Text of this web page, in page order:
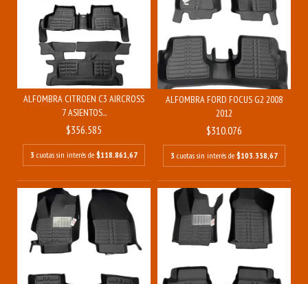
ALFOMBRA CITROEN C3 AIRCROSS
7 ASIENTOS...
$356.585
3 cuotas sin interés de $118.861,67
ALFOMBRA FORD FOCUS G2 2008
2012
$310.076
3 cuotas sin interés de $103.358,67